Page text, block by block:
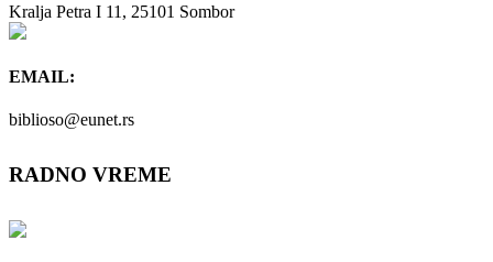
Kralja Petra I 11, 25101 Sombor
EMAIL:
biblioso@eunet.rs
RADNO VREME